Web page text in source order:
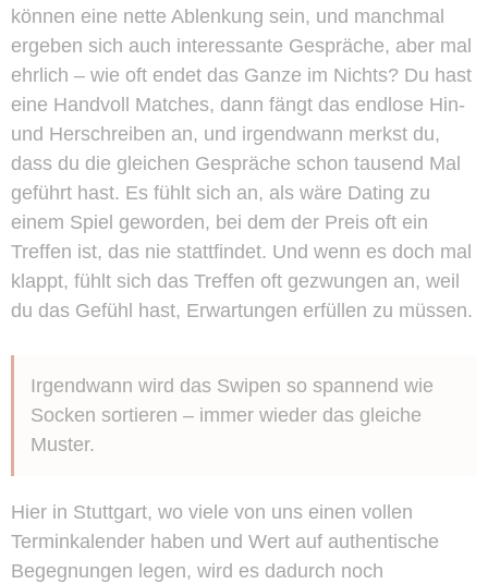
können eine nette Ablenkung sein, und manchmal
ergeben sich auch interessante Gespräche, aber mal
ehrlich – wie oft endet das Ganze im Nichts? Du hast
eine Handvoll Matches, dann fängt das endlose Hin-
und Herschreiben an, und irgendwann merkst du,
dass du die gleichen Gespräche schon tausend Mal
geführt hast. Es fühlt sich an, als wäre Dating zu
einem Spiel geworden, bei dem der Preis oft ein
Treffen ist, das nie stattfindet. Und wenn es doch mal
klappt, fühlt sich das Treffen oft gezwungen an, weil
du das Gefühl hast, Erwartungen erfüllen zu müssen.
Irgendwann wird das Swipen so spannend wie
Socken sortieren – immer wieder das gleiche
Muster.
Hier in Stuttgart, wo viele von uns einen vollen
Terminkalender haben und Wert auf authentische
Begegnungen legen, wird es dadurch noch